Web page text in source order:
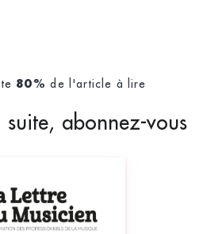
80% de l'article à lire
abonnez-vous